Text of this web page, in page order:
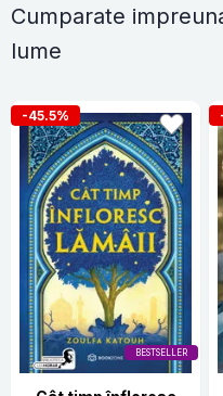
Cumparate
lume
BESTSELLER
-45.5%